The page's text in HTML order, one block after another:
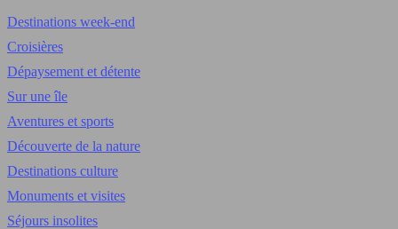
Destinations week-end
Croisières
Dépaysement et détente
Sur une île
Aventures et sports
Découverte de la nature
Destinations culture
Monuments et visites
Séjours insolites